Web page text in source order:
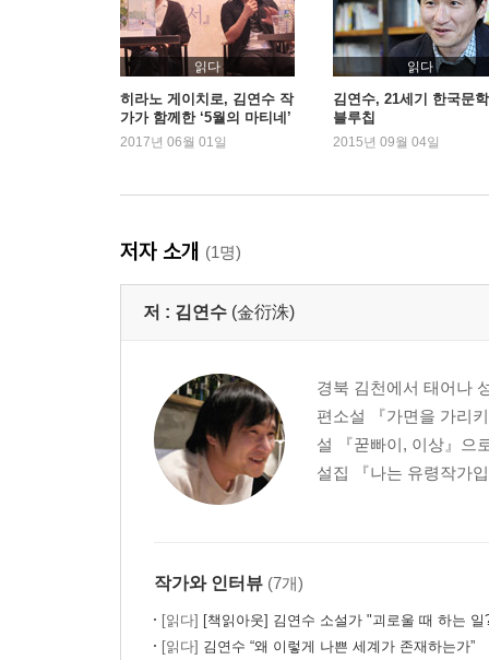
읽다
히라노 게이치로, 김연수 작
가가 함께한 ‘5월의 마티네’
2017년 06월 01일
읽다
김연수, 21세기 한국문
블루칩
2015년 09월 04일
저자 소개 (1명)
저 : 김연수 (金衍洙)
경북 김천에서 태어나
편소설 『가면을 가리
설 『꾿빠이, 이상』으
설집 『나는 유령작가
작가와 인터뷰 (7개)
[읽다] [책읽아웃] 김연수 소설가 "괴로울 때 하는 일? 시급하게 나무
[읽다] 김연수 “왜 이렇게 나쁜 세계가 존재하는가”